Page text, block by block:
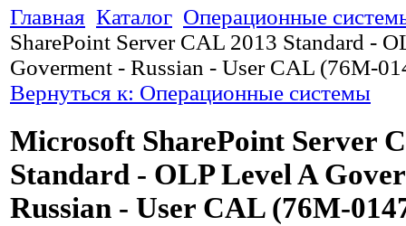
Главная Каталог Операционные
SharePoint Server CAL 2013 Standard -
Goverment - Russian - User CAL (76M-
Вернуться к: Операционные системы
Microsoft SharePoint Server
Standard - OLP Level A
Russian - User CAL (76M-